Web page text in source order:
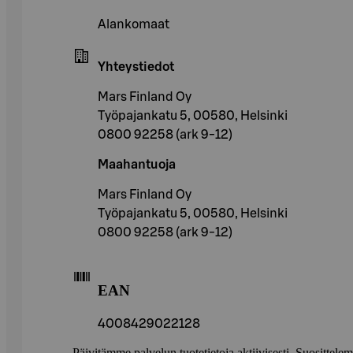
Alankomaat
Yhteystiedot
Mars Finland Oy
Työpajankatu 5, 00580, Helsinki
0800 92258 (ark 9-12)
Maahantuoja
Mars Finland Oy
Työpajankatu 5, 00580, Helsinki
0800 92258 (ark 9-12)
EAN
4008429022128